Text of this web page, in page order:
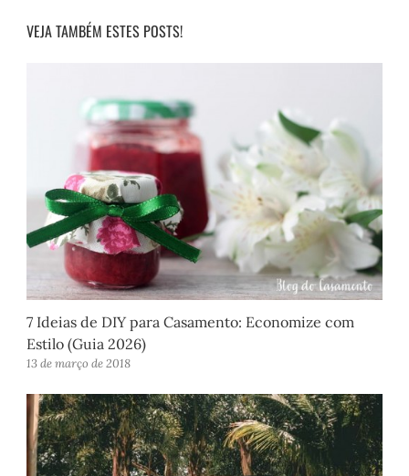
VEJA TAMBÉM ESTES POSTS!
7 Ideias de DIY para Casamento: Economize com
Estilo (Guia 2026)
13 de março de 2018